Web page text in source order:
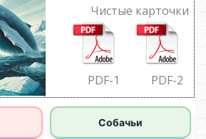
Чистые карточки
PDF-1 PDF-2